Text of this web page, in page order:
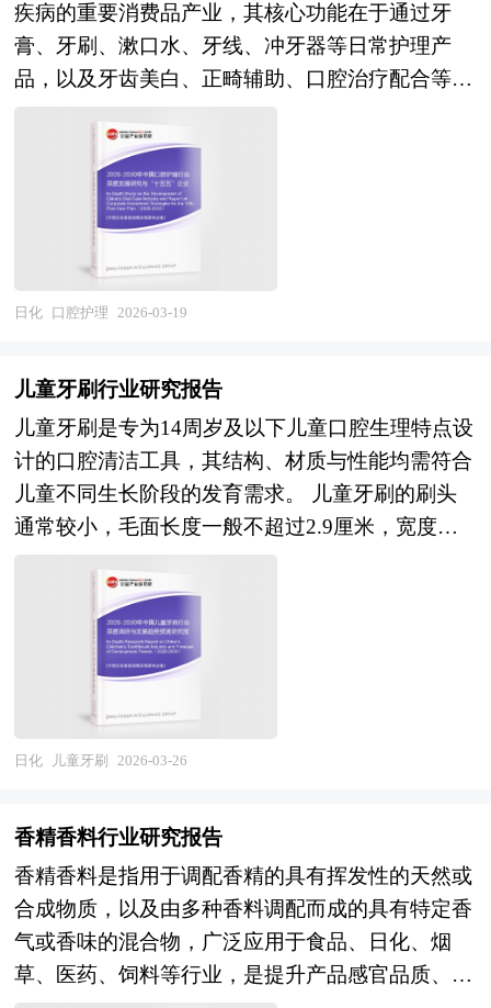
儿观念与品质生活方式的载体，行业边界持续拓
展，内涵不断丰富，逐步从单一产品零售向"产品
+服务+内容"的一站式母婴生态演进。 企业并购包
括兼并与收购。公司兼并是指经由转移公司所有权
的形式，一家或多家公司的全部资产与责任不需经
过清算都转移为另一公司所有，而接受全部资产与
责任的另一公司仍然完全以自身名义继续运行。公
司收购则是指一家公司经由收购另一公司的股票或
股份等方式，取得该另一公司的控制权或管理权。
企业在并购及资产重组活动中会涉及到诸多专业问
值，并购重组方式的选择、融资方式的选择，并购
成本的控制，并购的法律问题等等，面对这些问
题，企业内部因缺乏专业人才往往难以正确处理，
因而必须委托专业的顾问机构协助。 本报告由中
研普华咨询公司领衔撰写，在大量周密的市场调研
国家发改委、国家商务部、母婴用品行业相关协
会、中国行业研究网等国家部门、行业协会、国内
外相关报刊杂志发表公布的基础信息以及专业研究
机构公布和提供的大量资料，对我国母婴用品行业
的发展状况、竞争情况、发展趋势、行业技术等背
景进行了分析，并重点分析了我国母婴用品行业兼
组案例分析，并对母婴用品行业兼并重组趋势进行
了趋向研判，本报告定期对母婴用品行业运行和兼
并重组事件进行监测，数据保持动态更新，是母婴
用品相关企业、科研单位、投资机构等单位准确了
解目前母婴用品行业兼并重组动态，把握企业定位
疾病的重要消费品产业，其核心功能在于通过牙
膏、牙刷、漱口水、牙线、冲牙器等日常护理产
品，以及牙齿美白、正畸辅助、口腔治疗配合等专
清新及口腔疾病预防的全方位解决方案。从产业范
畴来看，口腔护理行业涵盖上游原料供应（摩擦
剂、保湿剂、表面活性剂、功能性添加剂、刷毛材
料），中游产品制造（牙膏生产、牙刷注塑植毛、
电动牙刷组装、漱口水调配等），以及下游渠道分
销（商超、便利店、电商平台、口腔诊所、专业渠
洁类（牙膏、手动牙刷）、升级护理类（电动牙
白、正畸专用、医用级护理）及新兴品类（口腔喷
雾、益生菌口腔护理、智能口腔检测设备等）。随
着居民健康意识提升与消费升级深化，口腔护理正
从基础清洁向预防医学、美学修复、个性化健康管
理延伸，其产业边界不断向口腔医疗服务协同、数
字化口腔健康管理、银发及儿童细分人群护理等新
兴领域拓展。 未来30年的经济社会发展将历经两
个阶段：第一个阶段，到2035年基本实现社会主义
现代化；第二个阶段，到本世纪中叶把我国建成富
强民主文明和谐美丽的社会主义现代化强国。科学
编制“十五五”规划，对持续推进经济社会高质量发
日益增长的美好生活需要意义重大，是党和国家治
国理政、引领发展方向的重要举措。 五年规划是
国家对经济社会发展的顶层设计，也是一种纲领性
文件。目前中国也是世界上编制五年规划（计划）
最多的国家。中研普华产业研究院在对未来“十五
日化 口腔护理 2026-03-19
儿童牙刷行业研究报告
儿童牙刷是专为14周岁及以下儿童口腔生理特点设
计的口腔清洁工具，其结构、材质与性能均需符合
儿童不同生长阶段的发育需求。 儿童牙刷的刷头
通常较小，毛面长度一般不超过2.9厘米，宽度不
口腔空间狭小的特点，确保刷头能灵活转动并覆盖
牙齿各个表面，尤其利于清洁后牙区等难以触及的
部位 。刷毛普遍采用超细软毛设计，单丝直径通
常不高于0.18毫米，并经过顶端磨圆处理，磨圆率
需达到一定标准（部分标准要求不低于50%），以
减少对娇嫩牙龈和未完全钙化的牙釉质造成机械损
粗短、防滑或卡通造型结构，部分产品设有挡板防
看，儿童牙刷可分为普通手动牙刷、电动牙刷及特
殊用途牙刷（如正畸牙刷），其中电动牙刷因具备
高频震动或声波清洁能力，可提升清洁效率，但通
常建议3岁以上且具备自主漱口能力的儿童使用，5
日化 儿童牙刷 2026-03-26
香精香料行业研究报告
香精香料是指用于调配香精的具有挥发性的天然或
合成物质，以及由多种香料调配而成的具有特定香
气或香味的混合物，广泛应用于食品、日化、烟
草、医药、饲料等行业，是提升产品感官品质、创